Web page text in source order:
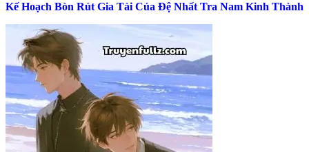
Kế Hoạch Bòn Rút Gia Tài Của Đệ Nhất Tra Nam Kinh Thành